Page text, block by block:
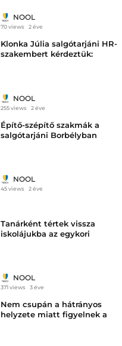
NOOL
70 views 2 éve
Klonka Júlia salgótarjáni HR-
szakembert kérdeztük:
NOOL
255 views 2 éve
Építő-szépítő szakmák a
salgótarjáni Borbélyban
NOOL
45 views 2 éve
Tanárként tértek vissza
iskolájukba az egykori
NOOL
371 views 3 éve
Nem csupán a hátrányos
helyzete miatt figyelnek a